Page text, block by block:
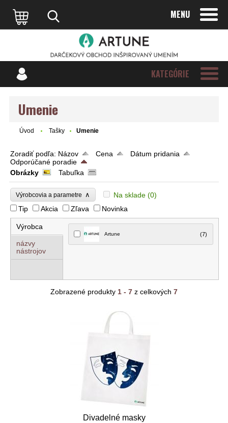
MENU
KATEGÓRIE
Umenie
Úvod Tašky Umenie
Zoradiť podľa: Názov Cena
Dátum pridania
Odporúčané poradie
Obrázky
Tabuľka
Výrobcovia a parametre ∧ Na sklade (0)
Tip
Akcia Zľava Novinka
Výrobca
názvy
nástrojov
Artune (7)
Zobrazené produkty 1 - 7 z celkových 7
Divadelné masky